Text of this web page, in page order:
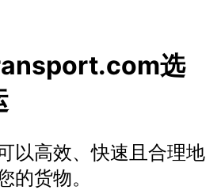
选
以高效、快速且合理地
的货物。